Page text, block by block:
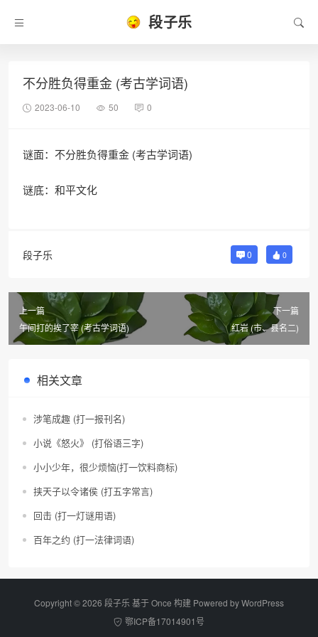
段子乐
不分胜负得重金 (考古学词语)
2023-06-10 50 0
谜面：不分胜负得重金 (考古学词语)
谜底：和平文化
段子乐 0 0
上一篇
午间打的挨了宰 (考古学词语)
下一篇
红岩 (市、县名二)
相关文章
涉笔成趣 (打一报刊名)
小说《怒火》 (打俗语三字)
小小少年，很少烦恼(打一饮料商标)
挟天子以令诸侯 (打五字常言)
回击 (打一灯谜用语)
百年之约 (打一法律词语)
Copyright © 2026 段子乐 基于 Once 构建 Powered byWordPress
鄂ICP备17014901号